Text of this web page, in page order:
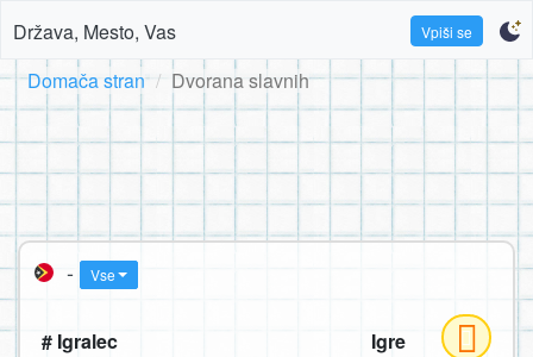
Država, Mesto, Vas Vpiši se
Domača stran Dvorana slavnih
- Vse
# Igralec
Igre